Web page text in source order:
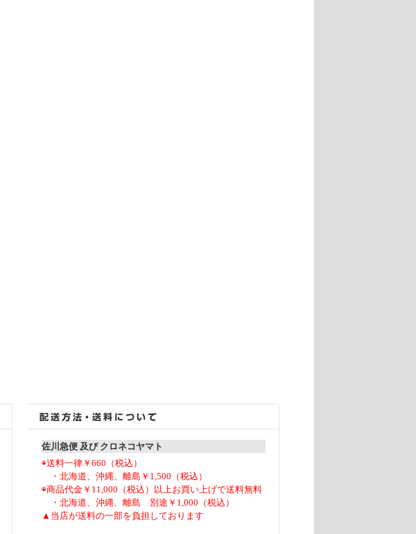
佐川急便 及び クロネコヤマト
◉送料一律￥660（税込）
・北海道、沖縄、離島￥1,500（税込）
◉商品代金￥11,000（税込）以上お買い上げで送料無料
・北海道、沖縄、離島 別途￥1,000（税込）
▲当店が送料の一部を負担しております